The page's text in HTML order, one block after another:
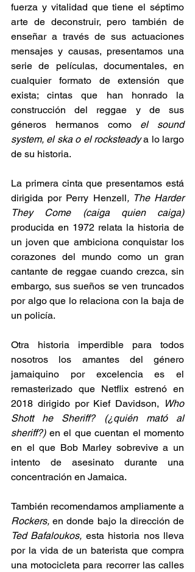
fuerza y vitalidad que tiene el séptimo
arte de deconstruir, pero también de
enseñar a través de sus actuaciones
mensajes y causas, presentamos una
serie de películas, documentales, en
cualquier formato de extensión que
exista; cintas que han honrado la
construcción del reggae y de sus
géneros hermanos como el sound
system, el ska o el rocksteady a lo largo
de su historia.
La primera cinta que presentamos está
dirigida por Perry Henzell, The Harder
They Come (caiga quien caiga)
producida en 1972 relata la historia de
un joven que ambiciona conquistar los
corazones del mundo como un gran
cantante de reggae cuando crezca, sin
embargo, sus sueños se ven truncados
por algo que lo relaciona con la baja de
un policía.
Otra historia imperdible para todos
nosotros los amantes del género
jamaiquino por excelencia es el
remasterizado que Netflix estrenó en
2018 dirigido por Kief Davidson,
Who
Shott he Sheriff? (¿quién mató al
sheriff?) en el que cuentan el momento
en el que Bob Marley sobrevive a un
intento de asesinato durante una
concentración en Jamaica.
Rockers,
Ted Bafaloukos, esta historia nos lleva
por la vida de un baterista que compra
una motocicleta para recorrer las calles